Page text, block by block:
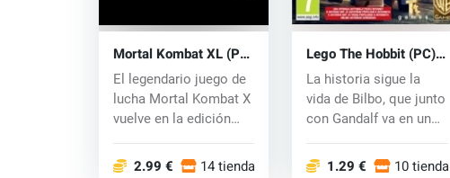
Mortal Kombat XL (PC)
CD key
El legendario juego de
lucha Mortal Kombat X
vuelve en la edición
2.99 € 14 tiendas
Lego The Hobbit (PC)
CD key
La historia sigue la
vida de Bilbo, que junto
con Gandalf va en un
1.29 € 10 tiendas